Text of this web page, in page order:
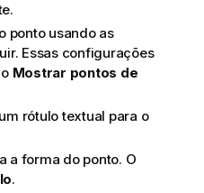
ponto usando as
Essas configurações
Mostrar pontos de
rótulo textual para o
a forma do ponto. O
.